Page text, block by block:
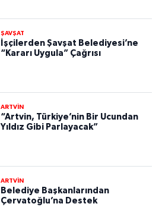
ŞAVŞAT
İşçilerden Şavşat Belediyesi’ne
“Kararı Uygula” Çağrısı
ARTVİN
“Artvin, Türkiye’nin Bir Ucundan
Yıldız Gibi Parlayacak”
ARTVİN
Belediye Başkanlarından
Çervatoğlu’na Destek